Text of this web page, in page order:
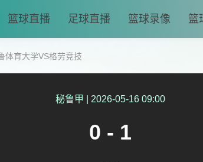
篮球直播 足球直播 篮球录像 篮
体育大学VS格劳竞技
秘鲁甲 2026-05-16 09:00
0 - 1